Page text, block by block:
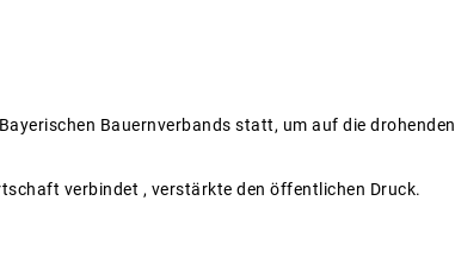
Bauernverbands statt, um auf die drohenden
verbindet , verstärkte den öffentlichen Druck.